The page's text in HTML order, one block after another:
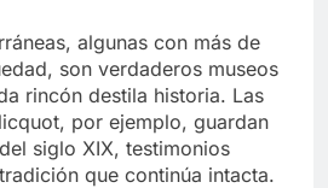
algunas con más de
son verdaderos museos
rincón destila historia. Las
por ejemplo, guardan
siglo XIX, testimonios
que continúa intacta.